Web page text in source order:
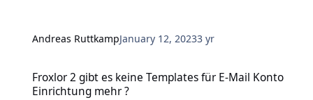
Andreas RuttkampJanuary 12, 20233 yr
Froxlor 2 gibt es keine Templates für E-Mail Konto
Einrichtung mehr ?